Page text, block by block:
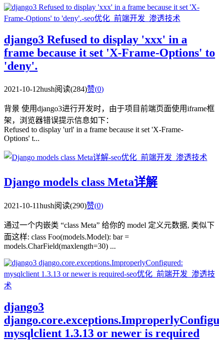
django3 Refused to display 'xxx' in a
frame because it set 'X-Frame-Options' to
'deny'.
2021-10-12hush阅读(284)赞(0)
背景 使用django3进行开发时，由于项目前端页面使用iframe框
架，浏览器错误提示信息如下：
Refused to display 'url' in a frame because it set 'X-Frame-
Options' t...
Django models class Meta详解
2021-10-11hush阅读(290)赞(0)
通过一个内嵌类 “class Meta” 给你的 model 定义元数据, 类似下
面这样: class Foo(models.Model): bar =
models.CharField(maxlength=30) ...
django3
mysqlclient 1.3.13 or newer is required